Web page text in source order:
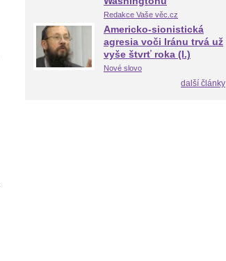
Redakce Vaše věc.cz
Americko-sionistická
agresia voči Iránu trvá už
vyše štvrť roka (I.)
Nové slovo
další články